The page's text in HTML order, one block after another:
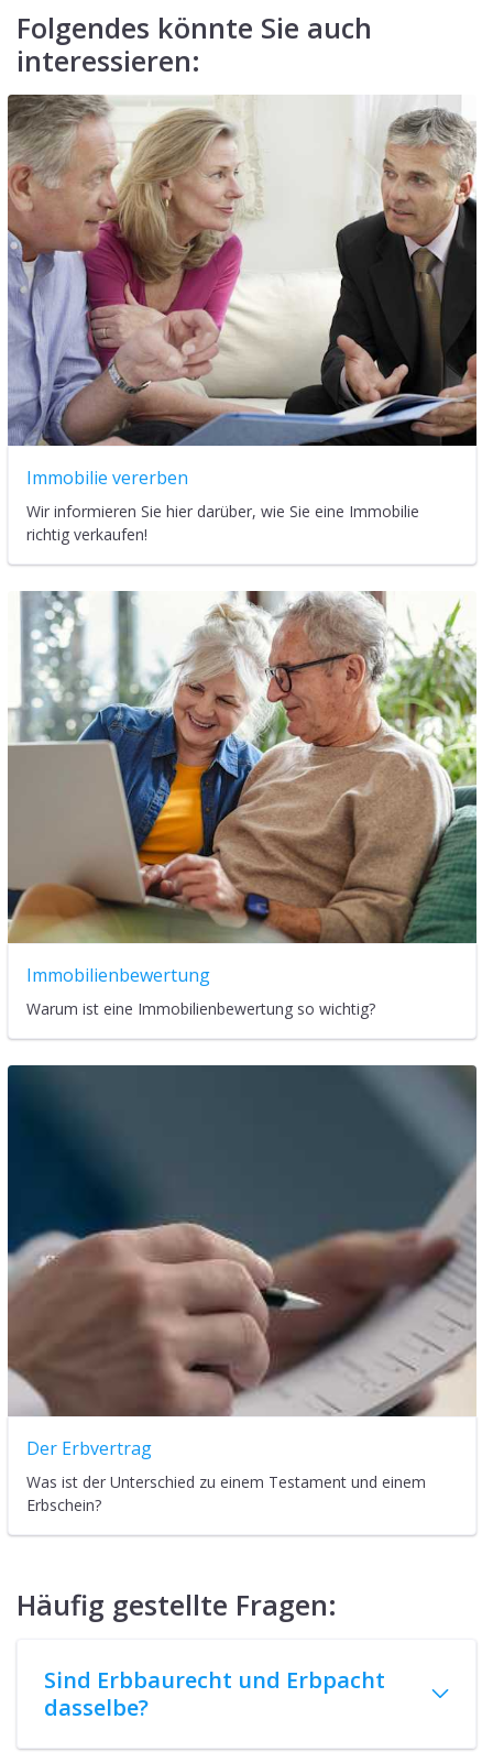
Folgendes könnte Sie auch
interessieren:
Immobilie vererben
Wir informieren Sie hier darüber, wie Sie eine Immobilie
richtig verkaufen!
Immobilienbewertung
Warum ist eine Immobilienbewertung so wichtig?
Der Erbvertrag
Was ist der Unterschied zu einem Testament und einem
Erbschein?
Häufig gestellte Fragen:
Sind Erbbaurecht und Erbpacht
dasselbe?